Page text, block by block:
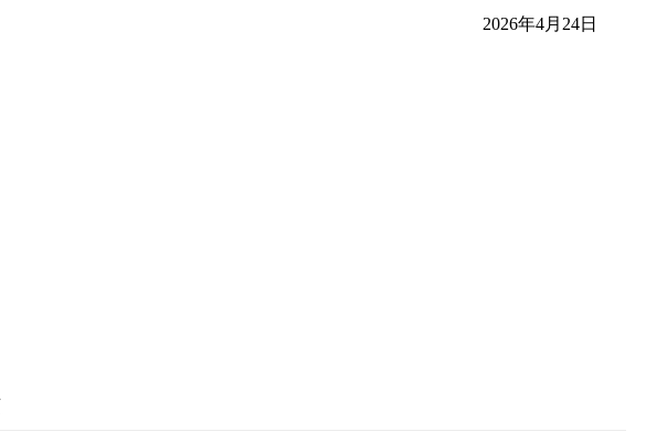
2026年4月24日